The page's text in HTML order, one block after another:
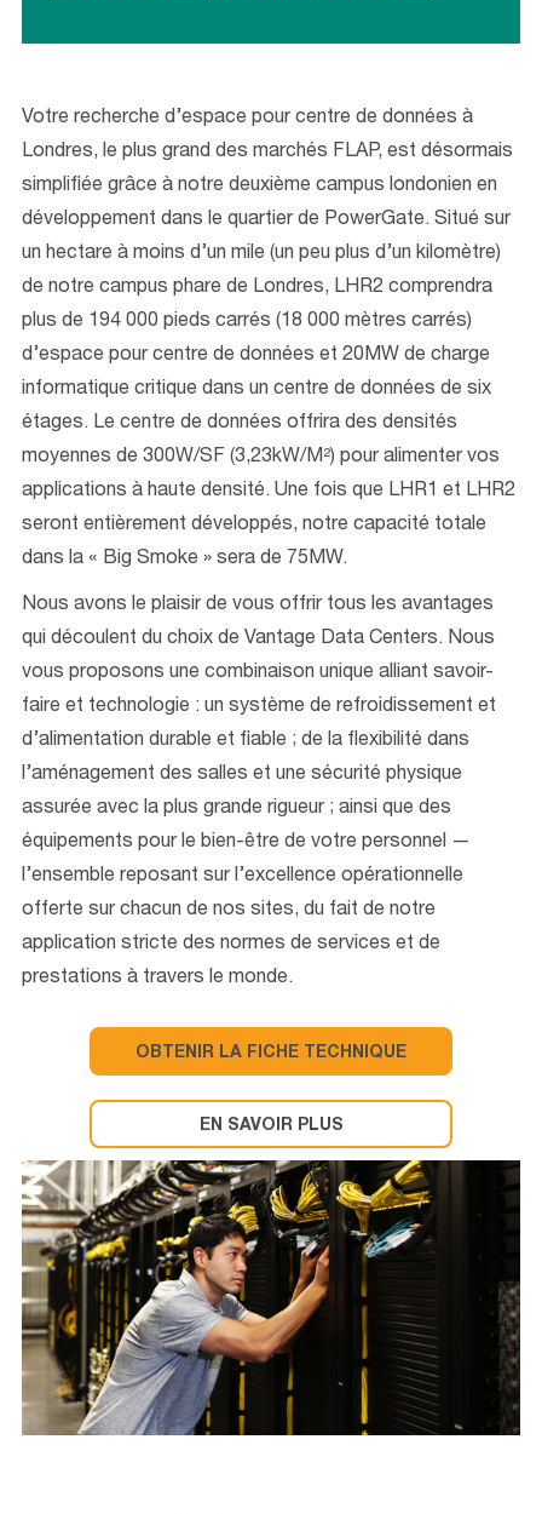
Votre recherche d’espace pour centre de données à
Londres, le plus grand des marchés FLAP, est désormais
simplifiée grâce à notre deuxième campus londonien en
développement dans le quartier de PowerGate. Situé sur
un hectare à moins d’un mile (un peu plus d’un kilomètre)
de notre campus phare de Londres, LHR2 comprendra
plus de 194 000 pieds carrés (18 000 mètres carrés)
d’espace pour centre de données et 20MW de charge
informatique critique dans un centre de données de six
étages. Le centre de données offrira des densités
moyennes de 300W/SF (3,23kW/M²) pour alimenter vos
applications à haute densité. Une fois que LHR1 et LHR2
seront entièrement développés, notre capacité totale
dans la « Big Smoke » sera de 75MW.
Nous avons le plaisir de vous offrir tous les avantages
qui découlent du choix de Vantage Data Centers. Nous
vous proposons une combinaison unique alliant savoir-
faire et technologie : un système de refroidissement et
d’alimentation durable et fiable ; de la flexibilité dans
l’aménagement des salles et une sécurité physique
assurée avec la plus grande rigueur ; ainsi que des
équipements pour le bien-être de votre personnel —
l’ensemble reposant sur l’excellence opérationnelle
offerte sur chacun de nos sites, du fait de notre
application stricte des normes de services et de
prestations à travers le monde.
OBTENIR LA FICHE TECHNIQUE
EN SAVOIR PLUS